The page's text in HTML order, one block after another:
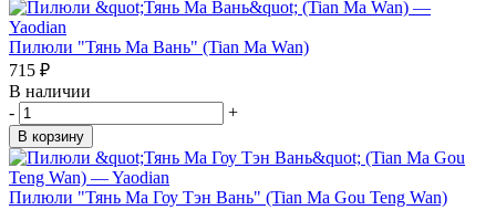
Пилюли "Тянь Ма Вань" (Tian Ma Wan)
715 ₽
В наличии
-
+
В корзину
Пилюли "Тянь Ма Гоу Тэн Вань" (Tian Ma Gou Teng Wan)